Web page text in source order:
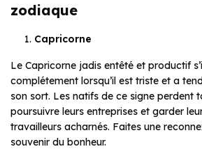
zodiaque
Capricorne
Le Capricorne jadis entêté et productif
complétement lorsqu’il est triste et a
son sort. Les natifs de ce signe perdent
poursuivre leurs entreprises et garder
travailleurs acharnés. Faites une
souvenir du bonheur.